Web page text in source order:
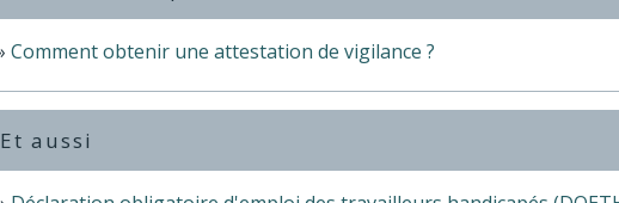
Comment obtenir une attestation de vigilance ?
Et aussi